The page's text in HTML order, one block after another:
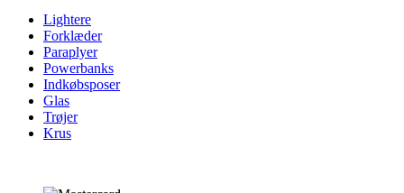
Lightere
Forklæder
Paraplyer
Powerbanks
Indkøbsposer
Glas
Trøjer
Krus